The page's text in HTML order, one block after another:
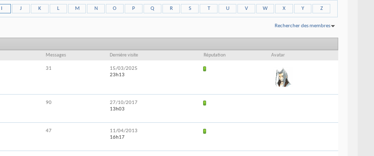
J K L M N O P Q R S T U V W X Y Z
Rechercher des membres
Messages Dernière visite Réputation Avatar
31
15/03/2025
23h13
90
27/10/2017
13h03
47
11/04/2013
16h17